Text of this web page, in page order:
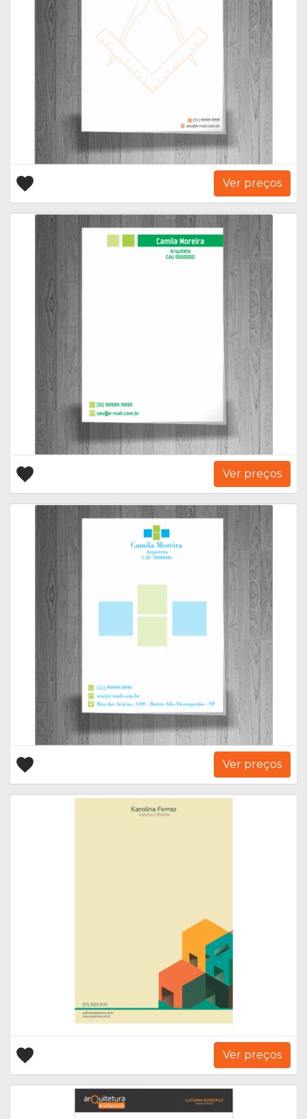
Ver preços
Ver preços
Ver preços
Ver preços